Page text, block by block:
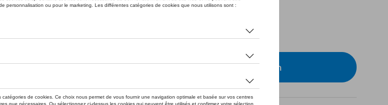
Minder dan 5 stuks beschikbaar.
Contacteer uw dealer om te bestellen